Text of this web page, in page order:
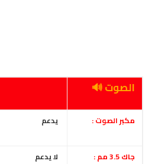
الصوت 🔊
مكبر الصوت : يدعم
جاك 3.5 مم :
لا يدعم